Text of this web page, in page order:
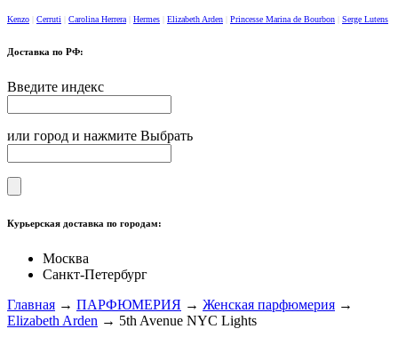
Kenzo Cerruti Carolina Herrera Hermes Elizabeth Arden Princesse Marina de Bourbon Serge Lutens
Доставка по РФ:
Введите индекс
или город и нажмите Выбрать
Курьерская доставка по городам:
Москва
Санкт-Петербург
Главная → ПАРФЮМЕРИЯ → Женская парфюмерия →
Elizabeth Arden → 5th Avenue NYC Lights